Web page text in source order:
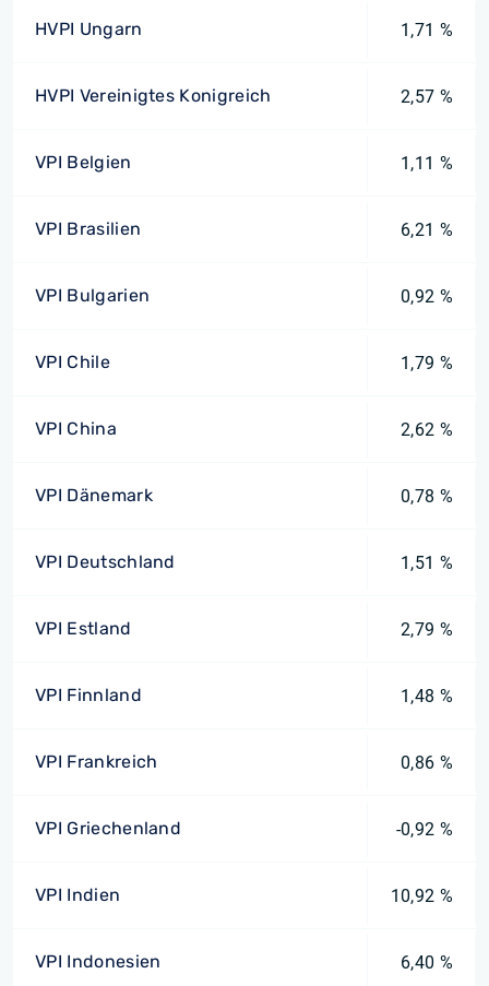
HVPI Ungarn 1,71 %
HVPI Vereinigtes Konigreich 2,57 %
VPI Belgien 1,11 %
VPI Brasilien 6,21 %
VPI Bulgarien 0,92 %
VPI Chile 1,79 %
VPI China 2,62 %
VPI Dänemark 0,78 %
VPI Deutschland 1,51 %
VPI Estland 2,79 %
VPI Finnland 1,48 %
VPI Frankreich 0,86 %
VPI Griechenland -0,92 %
VPI Indien 10,92 %
VPI Indonesien 6,40 %